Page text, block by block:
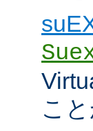
こ